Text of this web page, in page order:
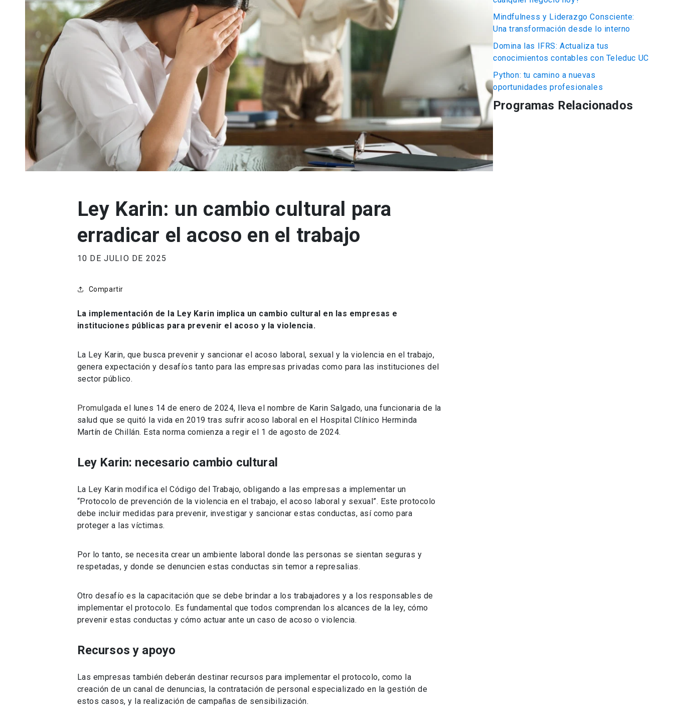
Ley Karin: un cambio cultural para
erradicar el acoso en el trabajo
10 DE JULIO DE 2025
Compartir
La implementación de la Ley Karin implica un cambio cultural en las empresas e
instituciones públicas para prevenir el acoso y la violencia.
La Ley Karin, que busca prevenir y sancionar el acoso laboral, sexual y la violencia en el trabajo,
genera expectación y desafíos tanto para las empresas privadas como para las instituciones del
sector público.
Promulgada el lunes 14 de enero de 2024, lleva el nombre de Karin Salgado, una funcionaria de la
salud que se quitó la vida en 2019 tras sufrir acoso laboral en el Hospital Clínico Herminda
Martín de Chillán. Esta norma comienza a regir el 1 de agosto de 2024.
Ley Karin: necesario cambio cultural
La Ley Karin modifica el Código del Trabajo, obligando a las empresas a implementar un
“Protocolo de prevención de la violencia en el trabajo, el acoso laboral y sexual”. Este protocolo
debe incluir medidas para prevenir, investigar y sancionar estas conductas, así como para
proteger a las víctimas.
Por lo tanto, se necesita crear un ambiente laboral donde las personas se sientan seguras y
respetadas, y donde se denuncien estas conductas sin temor a represalias.
Otro desafío es la capacitación que se debe brindar a los trabajadores y a los responsables de
implementar el protocolo. Es fundamental que todos comprendan los alcances de la ley, cómo
prevenir estas conductas y cómo actuar ante un caso de acoso o violencia.
Recursos y apoyo
Las empresas también deberán destinar recursos para implementar el protocolo, como la
creación de un canal de denuncias, la contratación de personal especializado en la gestión de
estos casos, y la realización de campañas de sensibilización.
Mindfulness y Liderazgo Consciente:
Una transformación desde lo interno
Domina las IFRS: Actualiza tus
conocimientos contables con Teleduc UC
Python: tu camino a nuevas
oportunidades profesionales
Programas Relacionados